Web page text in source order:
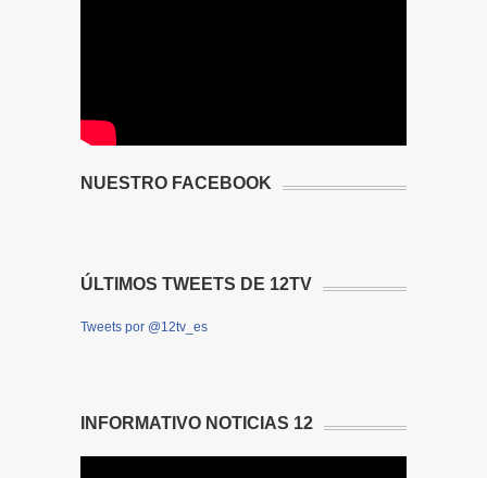
NUESTRO FACEBOOK
ÚLTIMOS TWEETS DE 12TV
Tweets por @12tv_es
INFORMATIVO NOTICIAS 12